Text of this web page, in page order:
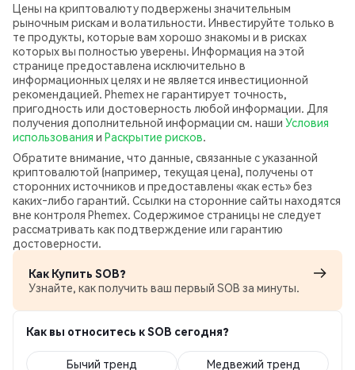
Цены на криптовалюту подвержены значительным
рыночным рискам и волатильности. Инвестируйте только в
те продукты, которые вам хорошо знакомы и в рисках
которых вы полностью уверены. Информация на этой
странице предоставлена исключительно в
информационных целях и не является инвестиционной
рекомендацией. Phemex не гарантирует точность,
пригодность или достоверность любой информации. Для
получения дополнительной информации см. наши Условия
использования и Раскрытие рисков.
Обратите внимание, что данные, связанные с указанной
криптовалютой (например, текущая цена), получены от
сторонних источников и предоставлены «как есть» без
каких‑либо гарантий. Ссылки на сторонние сайты находятся
вне контроля Phemex. Содержимое страницы не следует
рассматривать как подтверждение или гарантию
достоверности.
Как Купить SOB?
Узнайте, как получить ваш первый SOB за минуты.
Как вы относитесь к SOB сегодня?
Бычий тренд Медвежий тренд